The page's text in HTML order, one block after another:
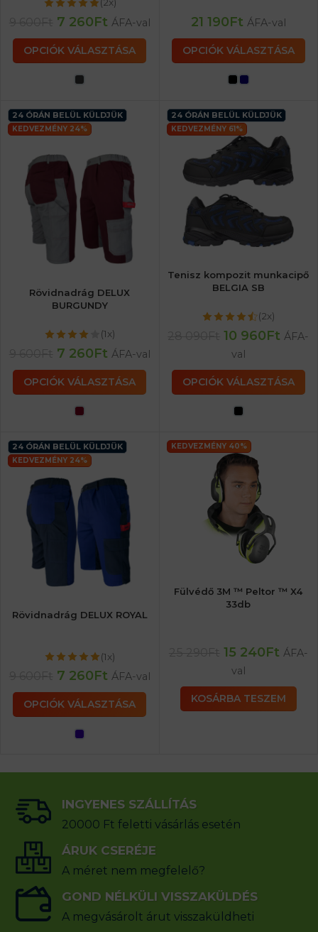
(2x)
7 260Ft ÁFA-val
OPCIÓK VÁLASZTÁSA
21 190Ft ÁFA-val
OPCIÓK VÁLASZTÁSA
24 ÓRÁN BELÜL KÜLDJÜK
KEDVEZMÉNY 24%
Rövidnadrág DELUX
BURGUNDY
(1x)
7 260Ft ÁFA-val
OPCIÓK VÁLASZTÁSA
24 ÓRÁN BELÜL KÜLDJÜK
KEDVEZMÉNY 61%
Tenisz kompozit munkacipő
BELGIA SB
(2x)
10 960Ft ÁFA-
val
OPCIÓK VÁLASZTÁSA
24 ÓRÁN BELÜL KÜLDJÜK
KEDVEZMÉNY 24%
Rövidnadrág DELUX ROYAL
(1x)
7 260Ft ÁFA-val
OPCIÓK VÁLASZTÁSA
KEDVEZMÉNY 40%
Fülvédő 3M ™ Peltor ™ X4
33db
15 240Ft ÁFA-
val
KOSÁRBA TESZEM
INGYENES SZÁLLÍTÁS
20000 Ft feletti vásárlás esetén
ÁRUK CSERÉJE
A méret nem megfelelő?
GOND NÉLKÜLI VISSZAKÜLDÉS
A megvásárolt árut visszaküldheti